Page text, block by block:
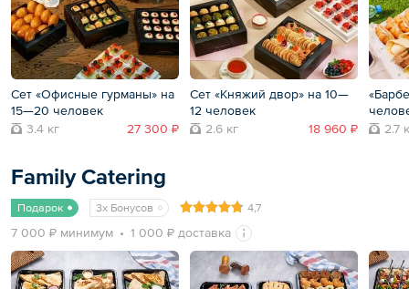
Сет «Офисные гурманы» на
15—20 человек
3.4 кг
27 300 ₽
Сет «Княжий двор» на 10—
12 человек
2.6 кг
18 960 ₽
2.7
Family Catering
Подарок 3x Бонусов 4,7
7 000 ₽ минимум 1 000 ₽ доставка